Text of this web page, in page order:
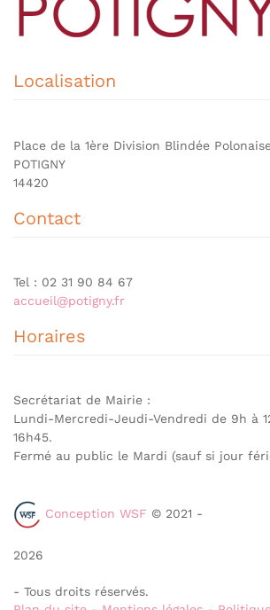
Localisation
Place de la 1ère Division Blindée
POTIGNY
14420
Contact
Tel : 02 31 90 84 67
accueil@potigny.fr
Horaires
Secrétariat de Mairie :
Lundi-Mercredi-Jeudi-Vendredi de 9h à
16h45.
Fermé au public le Mardi (sauf si jour
Conception WSF © 2021 -
2026
- Tous droits réservés.